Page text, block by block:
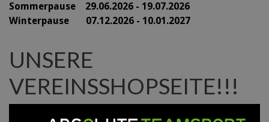
Sommerpause 29.06.2026 - 19.07.2026
Winterpause 07.12.2026 - 10.01.2027
UNSERE
VEREINSSHOPSEITE!!!